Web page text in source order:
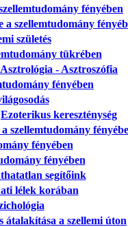
fényében
a szellemtudomány
születés
tükrében
Asztrológia - Asztroszófia
fényében
Ezoterikus kereszténység
szellemtudomány
fényében
fényében
segítőink
lélek korában
átalakítása a szellemi úton